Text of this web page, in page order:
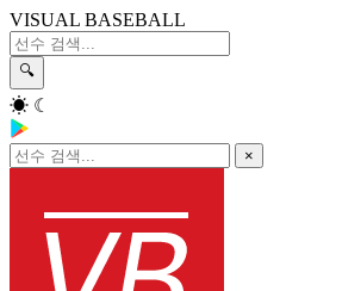
VISUAL BASEBALL
🔍
☀ ☾
×